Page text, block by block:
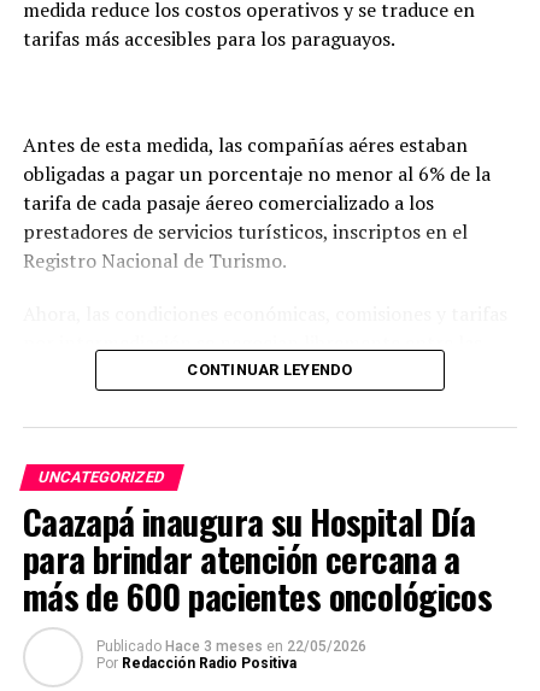
medida reduce los costos operativos y se traduce en
tarifas más accesibles para los paraguayos.
Antes de esta medida, las compañías aéres estaban
obligadas a pagar un porcentaje no menor al 6% de la
tarifa de cada pasaje áereo comercializado a los
prestadores de servicios turísticos, inscriptos en el
Registro Nacional de Turismo.
aerolíneas y las agencias.
Con esta medida, se podrán abaratar los costos
nuevas compañías y, en consecuencia, reducir el precio
final de los pasajes para los viajeros.
La Presidencia de la República resaltó que, de esta
manera, el Gobierno del Paraguay sigue abriendo
puertas para que más compatriotas puedan conectarse
con más destinos del mundo.
CONTINUAR LEYENDO
UNCATEGORIZED
Caazapá inaugura su Hospital Día
para brindar atención cercana a
más de 600 pacientes oncológicos
Publicado Hace 3 meses en 22/05/2026
Por Redacción Radio Positiva